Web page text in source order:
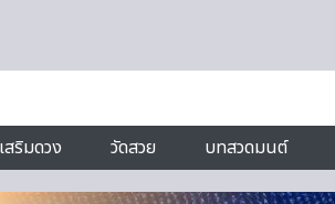
สริมดวง วัดสวย บทสวดมนต์